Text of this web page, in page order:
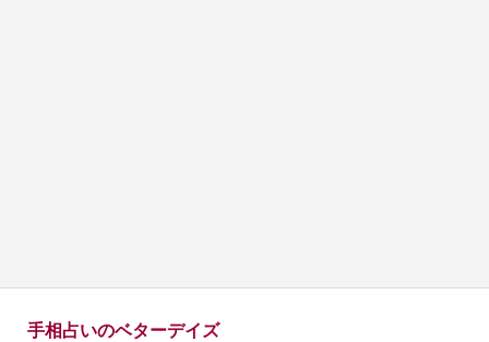
手相占いのベターデイズ